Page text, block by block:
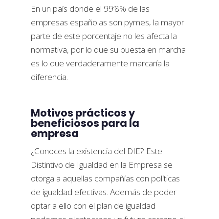
En un país donde el 99’8% de las
empresas españolas son pymes, la mayor
parte de este porcentaje no les afecta la
normativa, por lo que su puesta en marcha
es lo que verdaderamente marcaría la
diferencia.
Motivos prácticos y
beneficiosos para la
empresa
¿Conoces la existencia del DIE? Este
Distintivo de Igualdad en la Empresa se
otorga a aquellas compañías con políticas
de igualdad efectivas. Además de poder
optar a ello con el plan de igualdad